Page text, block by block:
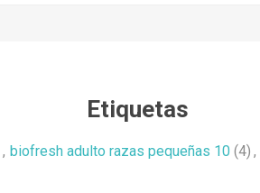
Etiquetas
, biofresh adulto razas pequeñas 10 (4) ,